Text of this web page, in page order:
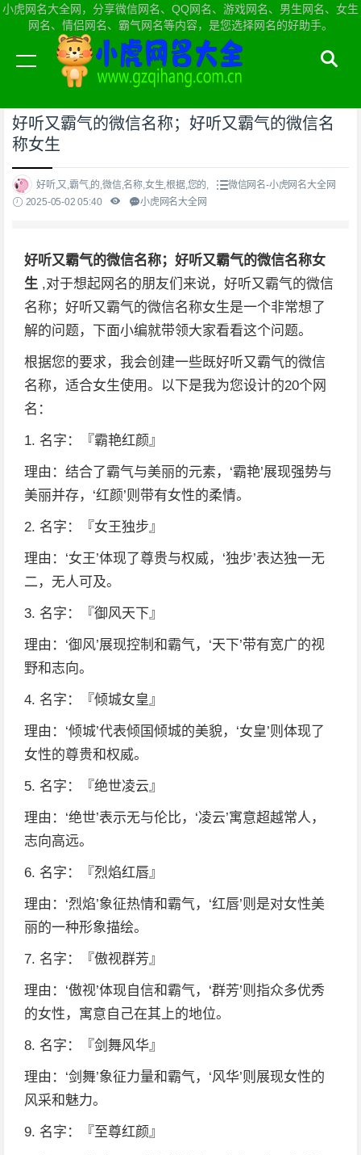
小虎网名大全网，分享微信网名、QQ网名、游戏网名、男生网名、女生
网名、情侣网名、霸气网名等内容，是您选择网名的好助手。
当前位置：小虎网名大全网首页>微信网名
好听又霸气的微信名称；好听又霸气的微信名
称女生
好听,又,霸气,的,微信,名称,女生,根据,您的,
微信网名-小虎网名大全网
2025-05-02 05:40
小虎网名大全网
好听又霸气的微信名称；好听又霸气的微信名称女
生 ,对于想起网名的朋友们来说，好听又霸气的微信
名称；好听又霸气的微信名称女生是一个非常想了
解的问题，下面小编就带领大家看看这个问题。
根据您的要求，我会创建一些既好听又霸气的微信
名称，适合女生使用。以下是我为您设计的20个网
名：
1. 名字：『霸艳红颜』
理由：结合了霸气与美丽的元素，‘霸艳’展现强势与
美丽并存，‘红颜’则带有女性的柔情。
2. 名字：『女王独步』
理由：‘女王’体现了尊贵与权威，‘独步’表达独一无
二，无人可及。
3. 名字：『御风天下』
理由：‘御风’展现控制和霸气，‘天下’带有宽广的视
野和志向。
4. 名字：『倾城女皇』
理由：‘倾城’代表倾国倾城的美貌，‘女皇’则体现了
女性的尊贵和权威。
5. 名字：『绝世凌云』
理由：‘绝世’表示无与伦比，‘凌云’寓意超越常人，
志向高远。
6. 名字：『烈焰红唇』
理由：‘烈焰’象征热情和霸气，‘红唇’则是对女性美
丽的一种形象描绘。
7. 名字：『傲视群芳』
理由：‘傲视’体现自信和霸气，‘群芳’则指众多优秀
的女性，寓意自己在其上的地位。
8. 名字：『剑舞风华』
理由：‘剑舞’象征力量和霸气，‘风华’则展现女性的
风采和魅力。
9. 名字：『至尊红颜』